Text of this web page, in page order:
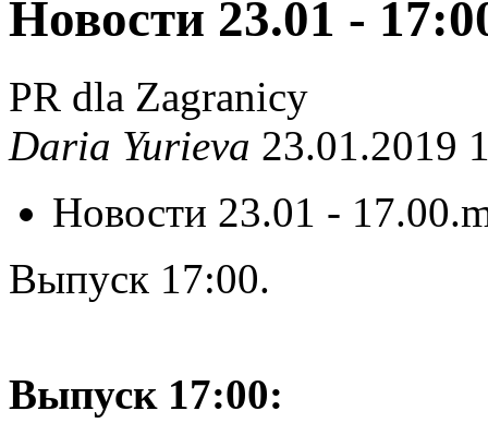
Новости 23.01 -
PR dla Zagranicy
Daria Yurieva 23.01.2019
Новости 23.01 -
Выпуск 17:00.
Выпуск 17:00: